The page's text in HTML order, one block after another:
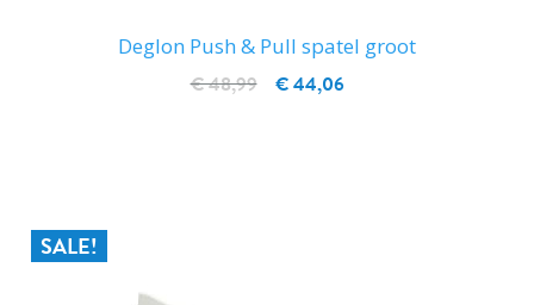
Deglon Push & Pull spatel groot
€ 44,06
€ 48,99
SALE!